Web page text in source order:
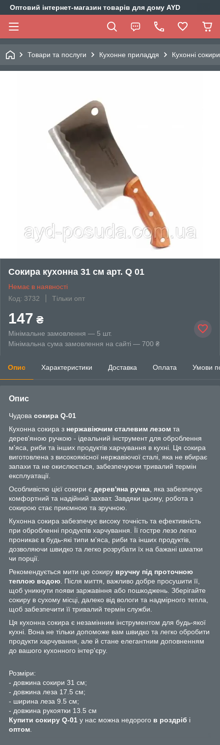
Оптовий інтернет-магазин товарів для дому AYD
Товари та послуги Кухонне приладдя Кухонні
Сокира кухонна 31 см арт. Q 01
Немає в наявності
Код: 3732
Тільки опт
147 ₴
Мінімальне замовлення — 5 шт.
Мінімальна сума замовлення на сайті — 700 ₴
Опис Характеристики Доставка Оплата Умови
Опис
Чудова сокира Q-01
Кухонна сокира з нержавіючим сталевим лезом та
дерев'яною ручкою - ідеальний інструмент для оброблення
м'яса, риби та інших продуктів харчування в кухні. Ця сокира
виготовлена з високоякісної нержавіючої сталі, яка не вбирає
запахи та не окислюється, забезпечуючи тривалий термін
експлуатації.
Особливістю цієї сокири є дерев'яна ручка , яка забезпечує
комфортний та надійний захват. Завдяки цьому, робота з
сокирою стає приємною та зручною.
Кухонна сокира забезпечує високу точність та ефективність
при обробленні продуктів харчування. Її гостре лезо легко
проникає в будь-які типи м'яса, риби та інших продуктів,
дозволяючи швидко та легко розрубати їх на бажані шматки
чи порції.
Рекомендується мити цю сокиру вручну під проточною
теплою водою . Після миття, важливо добре просушити її,
щоб уникнути появи заржавіння або пошкоджень. Зберігайте
сокиру в сухому місці, далеко від вологи та надмірного тепла,
щоб забезпечити її тривалий термін служби.
Ця кухонна сокира є незамінним інструментом для будь-якої
кухні. Вона не тільки допоможе вам швидко та легко обробити
продукти харчування, але й стане елегантним доповненням
до вашого кухонного інтер'єру.
Розміри:
- довжина сокири 31 см;
- довжина леза 17.5 см;
- ширина леза 9.5 см;
- довжина рукоятки 13.5 см
Купити сокиру Q-01 у нас можна недорого в роздріб і
оптом